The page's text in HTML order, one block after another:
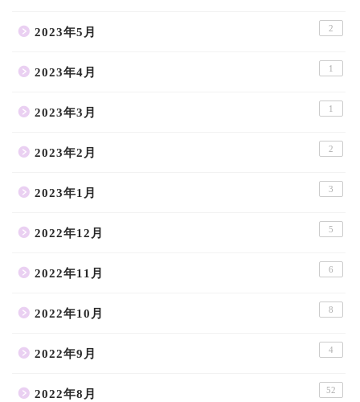
2023年5月 2
2023年4月 1
2023年3月 1
2023年2月 2
2023年1月 3
2022年12月 5
2022年11月 6
2022年10月 8
2022年9月 4
2022年8月 52